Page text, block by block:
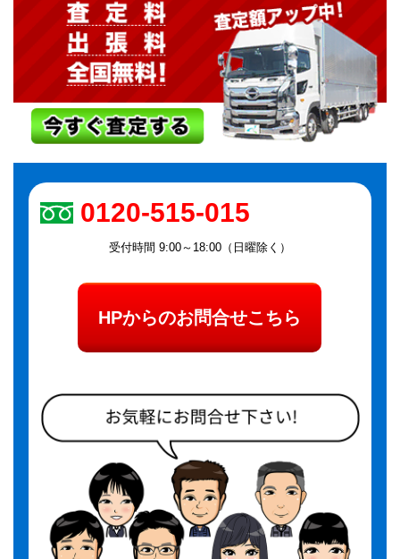
0120-515-015
受付時間 9:00～18:00（日曜除く）
HPからのお問合せこちら